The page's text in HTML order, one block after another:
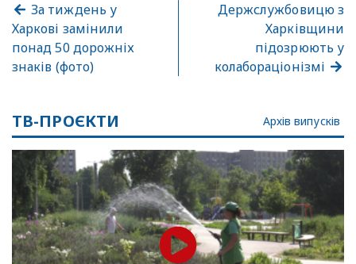
За тиждень у
Харкові замінили
понад 50 дорожніх
знаків (фото)
Держслужбовицю з
Харківщини
підозрюють у
колабораціонізмі
ТВ-ПРОЄКТИ Архів випусків